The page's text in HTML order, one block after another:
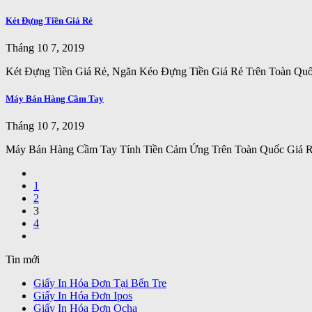
Két Đựng Tiền Giá Rẻ
Tháng 10 7, 2019
Két Đựng Tiền Giá Rẻ, Ngăn Kéo Đựng Tiền Giá Rẻ Trên Toàn
Máy Bán Hàng Cầm Tay
Tháng 10 7, 2019
Máy Bán Hàng Cầm Tay Tính Tiền Cảm Ứng Trên Toàn Quốc Giá
1
2
3
4
Tin mới
Giấy In Hóa Đơn Tại Bến Tre
Giấy In Hóa Đơn Ipos
Giấy In Hóa Đơn Ocha